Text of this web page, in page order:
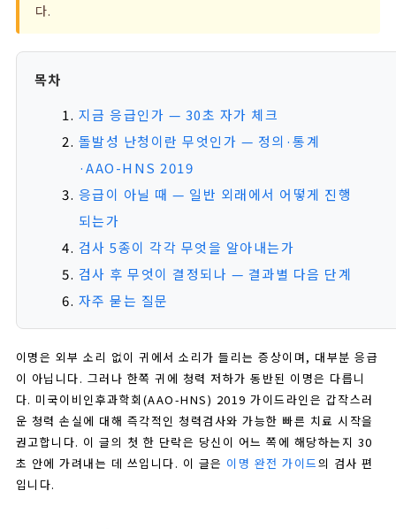
다.
목차
지금 응급인가 — 30초 자가 체크
돌발성 난청이란 무엇인가 — 정의·통계
·AAO-HNS 2019
응급이 아닐 때 — 일반 외래에서 어떻게 진행
되는가
검사 5종이 각각 무엇을 알아내는가
검사 후 무엇이 결정되나 — 결과별 다음 단계
자주 묻는 질문
이명은 외부 소리 없이 귀에서 소리가 들리는 증상이며, 대부분 응급
이 아닙니다. 그러나 한쪽 귀에 청력 저하가 동반된 이명은 다릅니
다. 미국이비인후과학회(AAO-HNS) 2019 가이드라인은 갑작스러
운 청력 손실에 대해 즉각적인 청력검사와 가능한 빠른 치료 시작을
권고합니다. 이 글의 첫 한 단락은 당신이 어느 쪽에 해당하는지 30
초 안에 가려내는 데 쓰입니다. 이 글은 이명 완전 가이드의 검사 편
입니다.